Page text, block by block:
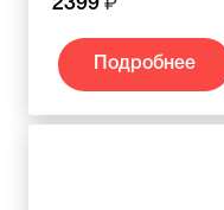
Подробнее